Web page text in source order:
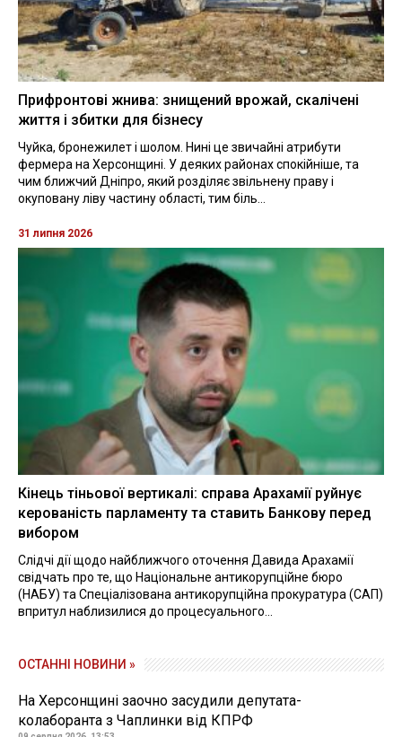
Прифронтові жнива: знищений врожай, скалічені
життя і збитки для бізнесу
Чуйка, бронежилет і шолом. Нині це звичайні атрибути
фермера на Херсонщині. У деяких районах спокійніше, та
чим ближчий Дніпро, який розділяє звільнену праву і
окуповану ліву частину області, тим біль...
31 липня 2026
Кінець тіньової вертикалі: справа Арахамії руйнує
керованість парламенту та ставить Банкову перед
вибором
Слідчі дії щодо найближчого оточення Давида Арахамії
свідчать про те, що Національне антикорупційне бюро
(НАБУ) та Спеціалізована антикорупційна прокуратура (САП)
впритул наблизилися до процесуального...
ОСТАННІ НОВИНИ »
На Херсонщині заочно засудили депутата-
колаборанта з Чаплинки від КПРФ